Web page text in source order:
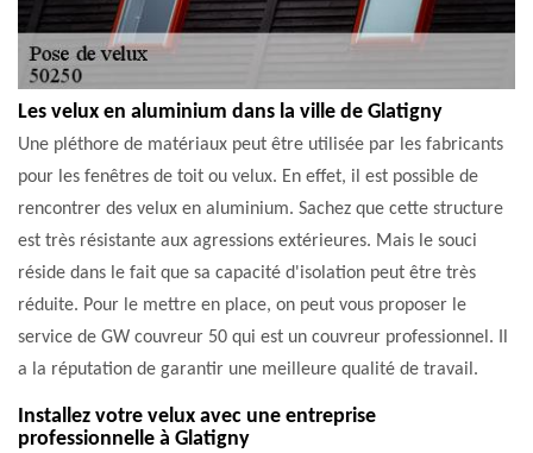
Les velux en aluminium dans la ville de Glatigny
Une pléthore de matériaux peut être utilisée par les fabricants
pour les fenêtres de toit ou velux. En effet, il est possible de
rencontrer des velux en aluminium. Sachez que cette structure
est très résistante aux agressions extérieures. Mais le souci
réside dans le fait que sa capacité d'isolation peut être très
réduite. Pour le mettre en place, on peut vous proposer le
service de GW couvreur 50 qui est un couvreur professionnel. Il
a la réputation de garantir une meilleure qualité de travail.
Installez votre velux avec une entreprise
professionnelle à Glatigny